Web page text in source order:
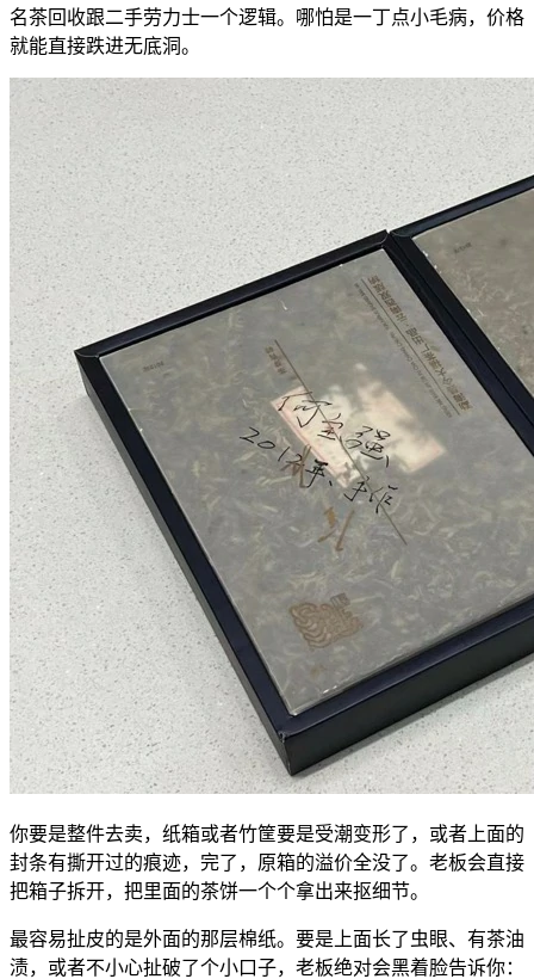
名茶回收跟二手劳力士一个逻辑。哪怕是一丁点小毛病，价格
就能直接跌进无底洞。
你要是整件去卖，纸箱或者竹筐要是受潮变形了，或者上面的
封条有撕开过的痕迹，完了，原箱的溢价全没了。老板会直接
把箱子拆开，把里面的茶饼一个个拿出来抠细节。
最容易扯皮的是外面的那层棉纸。要是上面长了虫眼、有茶油
渍，或者不小心扯破了个小口子，老板绝对会黑着脸告诉你：